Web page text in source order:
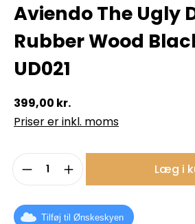
Aviendo The Ugly
Rubber Wood
UD021
399,00 kr.
Priser er inkl. moms
Produktmængde: Læg i
Tilføj til Ønskeskyen